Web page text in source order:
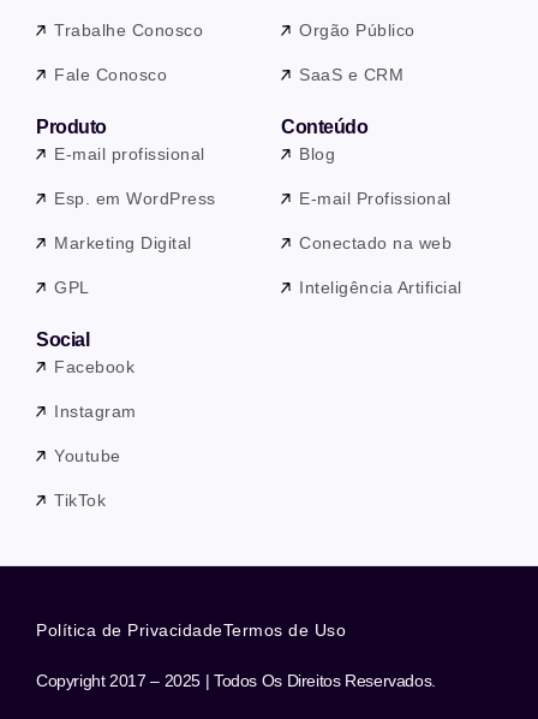
Trabalhe Conosco
Fale Conosco
Orgão Público
SaaS e CRM
Produto
E-mail profissional
Esp. em WordPress
Marketing Digital
GPL
Conteúdo
Blog
E-mail Profissional
Conectado na web
Inteligência Artificial
Social
Facebook
Instagram
Youtube
TikTok
Copyright 2017 – 2025 | Todos Os Direitos Reservados.
Política de PrivacidadeTermos de Uso